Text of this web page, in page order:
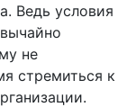
Ведь условия
не
стремиться к